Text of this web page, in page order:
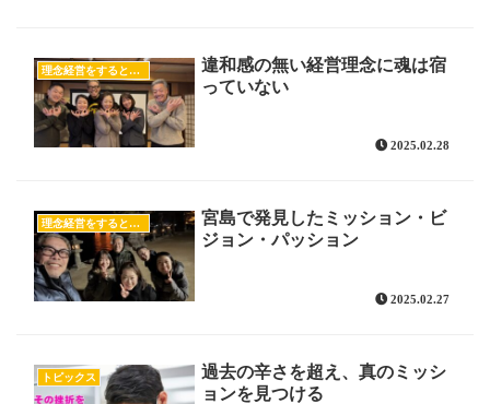
理念経営をすると売上が上がる！
違和感の無い経営理念に魂は宿
っていない
2025.02.28
理念経営をすると売上が上がる！
宮島で発見したミッション・ビ
ジョン・パッション
2025.02.27
トピックス
過去の辛さを超え、真のミッシ
ョンを見つける